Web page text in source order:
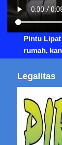
Pintu
rumah,
Legalitas